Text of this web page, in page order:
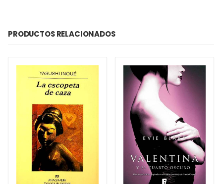
PRODUCTOS RELACIONADOS